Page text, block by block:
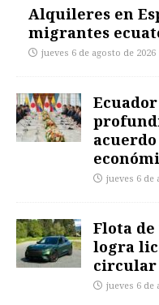
Alquileres en
migrantes
jueves 6 de agosto de 2026
jueves 6 de
Flota
logra
circular
jueves 6 de